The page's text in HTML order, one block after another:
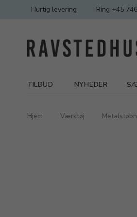
Hurtig levering Ring +45
TILBUD NYHEDER
Hjem Værktøj